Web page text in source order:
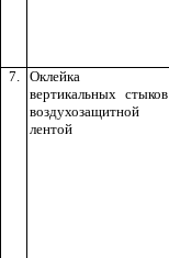
7.
Оклейка
вертикальных стыков
воздухозащитной
лентой